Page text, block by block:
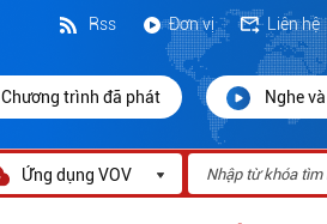
Liên hệ
Đơn vị
Rss
Chương trình đã phát Nghe
Ứng dụng VOV